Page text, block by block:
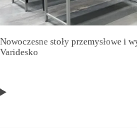
Nowoczesne stoły przemysłowe i
Varidesko